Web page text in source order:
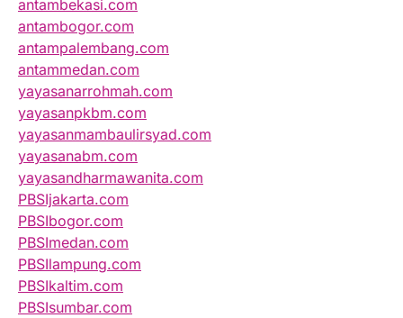
antambekasi.com
antambogor.com
antampalembang.com
antammedan.com
yayasanarrohmah.com
yayasanpkbm.com
yayasanmambaulirsyad.com
yayasanabm.com
yayasandharmawanita.com
PBSIjakarta.com
PBSIbogor.com
PBSImedan.com
PBSIlampung.com
PBSIkaltim.com
PBSIsumbar.com